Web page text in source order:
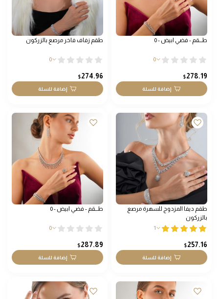
طـــقم - فضي ابيض - 0
0
278.19
$
إضافة للسلة
طقم زفاف فاخر مرصع بالزركون
0
274.96
$
إضافة للسلة
طقم ديفا المزدوج للسهرة مرصع
بالزركون
1
257.16
$
إضافة للسلة
طـــقم - فضي ابيض - 0
0
287.89
$
إضافة للسلة